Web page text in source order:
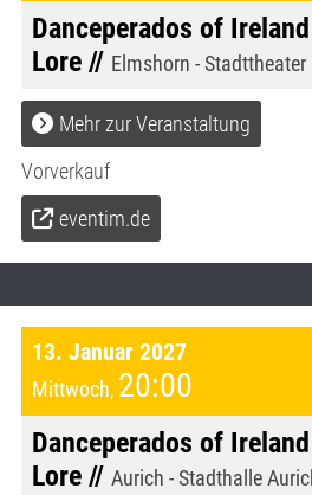
Danceperados of
Lore // Elmshorn -
Mehr zur Veranstaltung
Vorverkauf
eventim.de
13. Januar 2027
Mittwoch, 20:00
Danceperados of
Lore // Aurich - Stadthalle